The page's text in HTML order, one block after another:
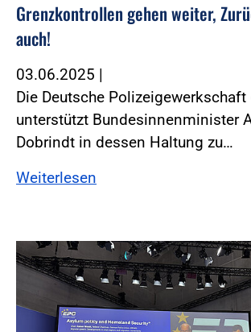
Grenzkontrollen gehen weiter,
auch!
03.06.2025 |
Die Deutsche Polizeigewerkschaft
unterstützt Bundesinnenminister
Dobrindt in dessen Haltung zu…
Weiterlesen